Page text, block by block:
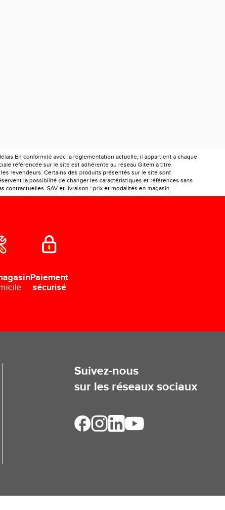
En conformité avec la réglementation actuelle, il appartient à chaque
référencée sur le site est adhérente au réseau Gitem à titre
revendeurs. Certains des produits présentés sur le site sont
la possibilité de changer les caractéristiques et références sans
SAV et livraison : prix et modalités en magasin.
Paiement
sécurisé
Suivez-nous
sur les réseaux sociaux